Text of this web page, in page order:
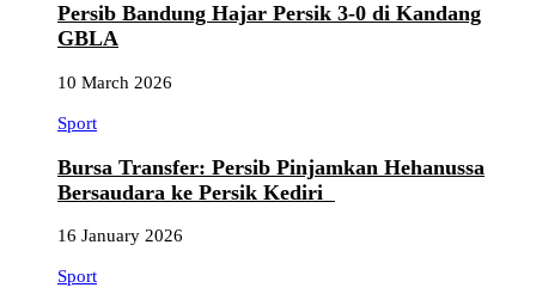
Persib Bandung Hajar Persik 3-0 di Kandang
GBLA
10 March 2026
Sport
Bursa Transfer: Persib Pinjamkan Hehanussa
Bersaudara ke Persik Kediri
16 January 2026
Sport